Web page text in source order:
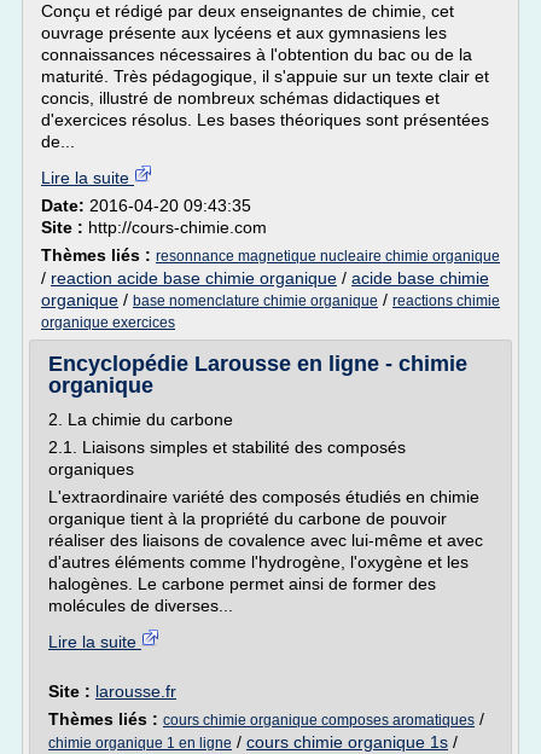
Conçu et rédigé par deux enseignantes de chimie, cet
ouvrage présente aux lycéens et aux gymnasiens les
connaissances nécessaires à l'obtention du bac ou de la
maturité. Très pédagogique, il s'appuie sur un texte clair et
concis, illustré de nombreux schémas didactiques et
d'exercices résolus. Les bases théoriques sont présentées
de...
Lire la suite
Date: 2016-04-20 09:43:35
Site : http://cours-chimie.com
Thèmes liés : resonnance magnetique nucleaire chimie organique
/ reaction acide base chimie organique / acide base chimie
organique / base nomenclature chimie organique / reactions chimie
organique exercices
Encyclopédie Larousse en ligne - chimie
organique
2. La chimie du carbone
2.1. Liaisons simples et stabilité des composés
organiques
L'extraordinaire variété des composés étudiés en chimie
organique tient à la propriété du carbone de pouvoir
réaliser des liaisons de covalence avec lui-même et avec
d'autres éléments comme l'hydrogène, l'oxygène et les
halogènes. Le carbone permet ainsi de former des
molécules de diverses...
Lire la suite
Site : larousse.fr
Thèmes liés : cours chimie organique composes aromatiques /
chimie organique 1 en ligne / cours chimie organique 1s /